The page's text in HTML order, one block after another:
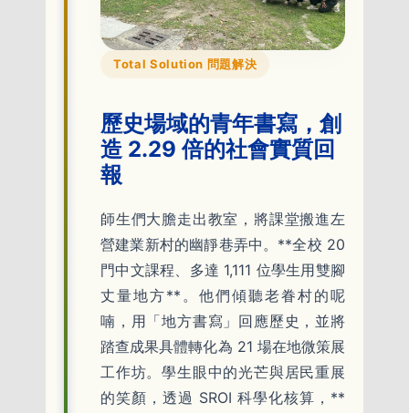
Total Solution 問題解決
歷史場域的青年書寫，創
造 2.29 倍的社會實質回
報
師生們大膽走出教室，將課堂搬進左
營建業新村的幽靜巷弄中。**全校 20
門中文課程、多達 1,111 位學生用雙腳
丈量地方**。他們傾聽老眷村的呢
喃，用「地方書寫」回應歷史，並將
踏查成果具體轉化為 21 場在地微策展
工作坊。學生眼中的光芒與居民重展
的笑顏，透過 SROI 科學化核算，**